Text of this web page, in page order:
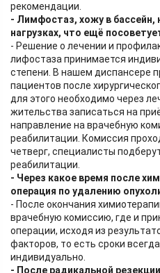
рекомендации.
- Лимфостаз, хожу в бассейн,
нагрузках, что ещё
- Решение о лечении и
лифостаза принимается
степени. В нашем диспансере
пациентов после
для этого необходимо через
жительства записаться на
направление на врачебную
реабилитации. Комиссия
четверг, специалисты
реабилитации.
- Через какое время после
операция по удалению
- После окончания
врачебную комиссию, где и
операции, исходя из
факторов, то есть сроки
индивидуально.
- После радикальной